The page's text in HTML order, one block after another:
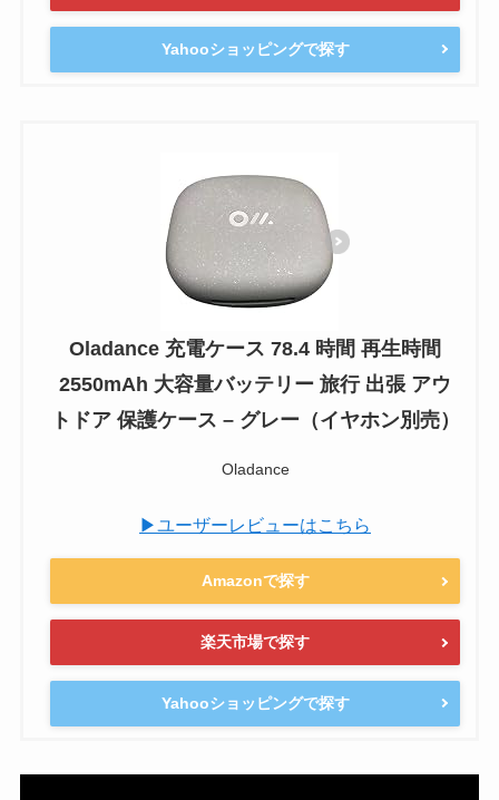
Yahooショッピングで探す
Oladance 充電ケース 78.4 時間 再生時間
2550mAh 大容量バッテリー 旅行 出張 アウ
トドア 保護ケース – グレー（イヤホン別売）
Oladance
▶ユーザーレビューはこちら
Amazonで探す
楽天市場で探す
Yahooショッピングで探す